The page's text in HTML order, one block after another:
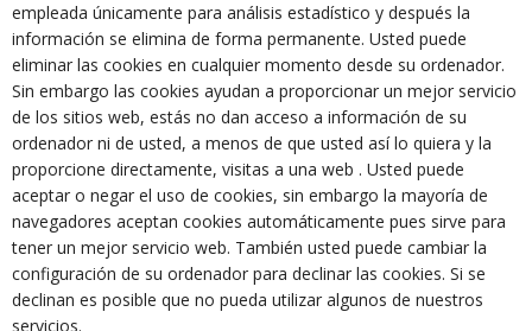
empleada únicamente para análisis estadístico y después la
información se elimina de forma permanente. Usted puede
eliminar las cookies en cualquier momento desde su ordenador.
Sin embargo las cookies ayudan a proporcionar un mejor servicio
de los sitios web, estás no dan acceso a información de su
ordenador ni de usted, a menos de que usted así lo quiera y la
proporcione directamente, visitas a una web . Usted puede
aceptar o negar el uso de cookies, sin embargo la mayoría de
navegadores aceptan cookies automáticamente pues sirve para
tener un mejor servicio web. También usted puede cambiar la
configuración de su ordenador para declinar las cookies. Si se
declinan es posible que no pueda utilizar algunos de nuestros
servicios.